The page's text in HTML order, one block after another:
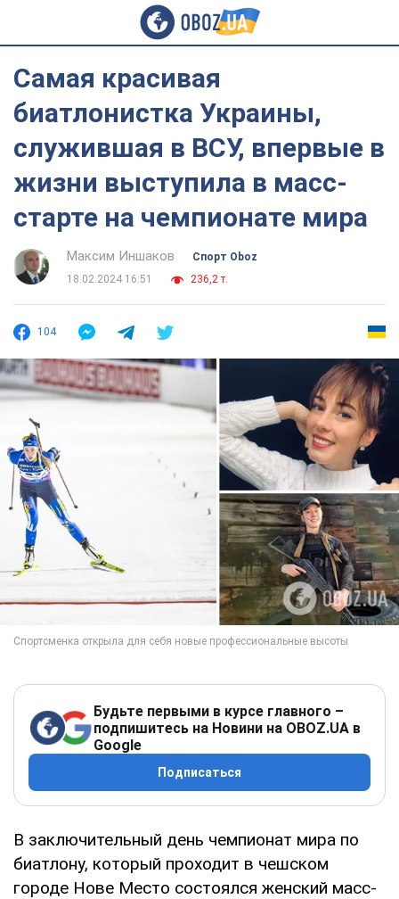
Самая красивая
биатлонистка Украины,
служившая в ВСУ, впервые в
жизни выступила в масс-
старте на чемпионате мира
Максим Иншаков
Спорт Oboz
18.02.2024 16:51
236,2 т.
104
Будьте первыми в курсе главного –
подпишитесь на Новини на OBOZ.UA в
Google
Подписаться
В заключительный день чемпионат мира по
биатлону, который проходит в чешском
городе Нове Место состоялся женский масс-